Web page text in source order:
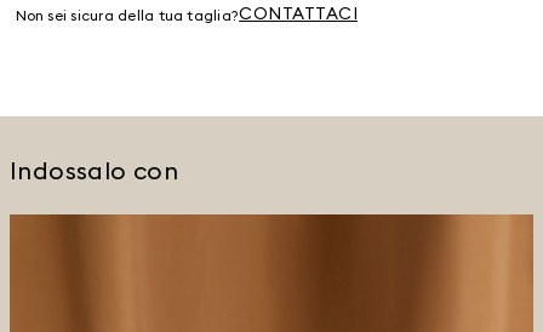
Non sei sicura della tua taglia?CONTATTACI
Indossalo con